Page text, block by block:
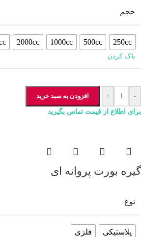
حجم
250cc
500cc
1000cc
2000cc
پاک کردن
-
+ افزودن به سبد خرید
برای اطلاع از قیمت تماس بگیرید
گیره بورت پروانه ای
نوع
پلاستیکی فلزی